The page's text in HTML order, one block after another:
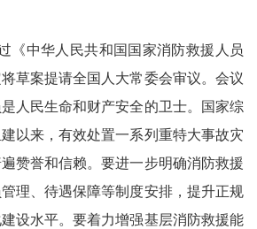
《中华人民共和国国家消防救援人员
草案提请全国人大常委会审议。会议
人民生命和财产安全的卫士。国家综
以来，有效处置一系列重特大事故灾
赞誉和信赖。要进一步明确消防救援
理、待遇保障等制度安排，提升正规
设水平。要着力增强基层消防救援能